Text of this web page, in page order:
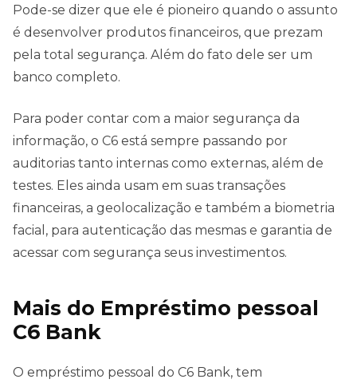
Pode-se dizer que ele é pioneiro quando o assunto
é desenvolver produtos financeiros, que prezam
pela total segurança. Além do fato dele ser um
banco completo.
Para poder contar com a maior segurança da
informação, o C6 está sempre passando por
auditorias tanto internas como externas, além de
testes. Eles ainda usam em suas transações
financeiras, a geolocalização e também a biometria
facial, para autenticação das mesmas e garantia de
acessar com segurança seus investimentos.
Mais do Empréstimo pessoal
C6 Bank
O empréstimo pessoal do C6 Bank, tem